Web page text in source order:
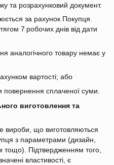
та розрахунковий документ.
за рахунок Покупця.
7 робочих днів від дати
аналогічного товару немає у
вартості; або
повернення сплаченої суми.
виготовлення та
вироби, що виготовляються
з параметрами (дизайн,
тощо). Підтвердженням того,
властивості, є